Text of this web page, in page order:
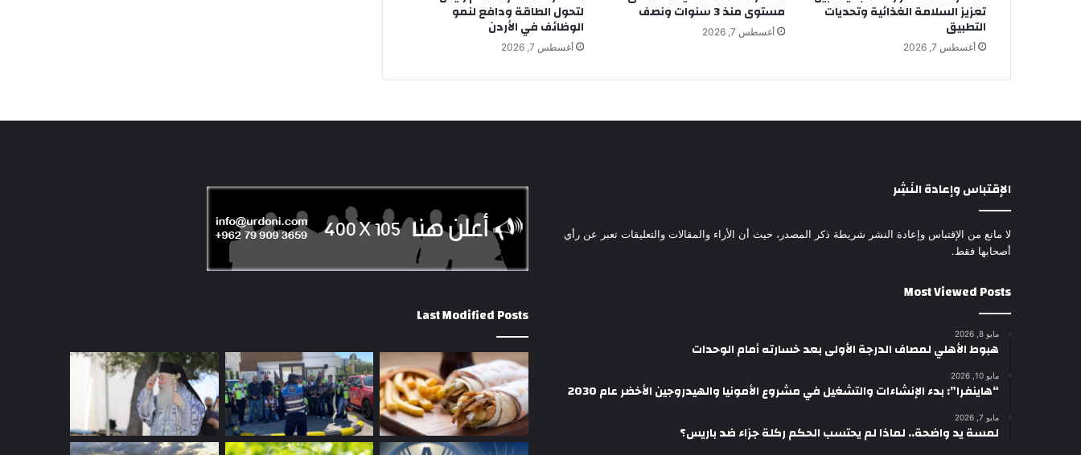
تعزيز السلامة الغذائية وتحديات
التطبيق
أغسطس 7, 2026
مستوى منذ 3 سنوات ونصف
أغسطس 7, 2026
لتحول الطاقة ودافع لنمو
الوظائف في الأردن
أغسطس 7, 2026
الإقتباس وإعادة النَشِر
لا مانع من الإقتباس وإعادة النشر شريطة ذكر المصدر، حيث أن الأراء والمقالات والتعليقات تعبر عن رأي
أصحابها فقط.
Most Viewed Posts
مايو 8, 2026
هبوط الأهلي لمصاف الدرجة الأولى بعد خسارته أمام الوحدات
مايو 10, 2026
“هاينفرا”: بدء الإنشاءات والتشغيل في مشروع الأمونيا والهيدروجين الأخضر عام 2030
مايو 7, 2026
لمسة يد واضحة.. لماذا لم يحتسب الحكم ركلة جزاء ضد باريس؟
Last Modified Posts